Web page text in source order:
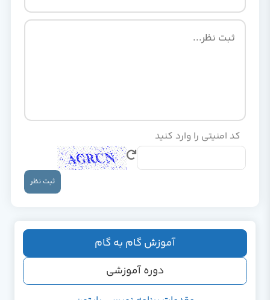
آموزش گام به گام
دوره آموزشی
کد امنیتی را وارد کنید
ثبت نظر